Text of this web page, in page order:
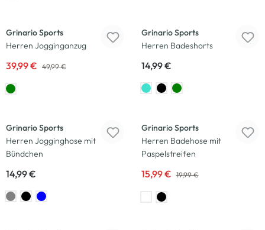
Grinario Sports
Herren Jogginganzug
39,99 € 49,99 €
Grinario Sports
Herren Badeshorts
14,99 €
Grinario Sports
Herren Jogginghose mit
Bündchen
14,99 €
Grinario Sports
Herren Badehose mit
Paspelstreifen
15,99 € 19,99 €